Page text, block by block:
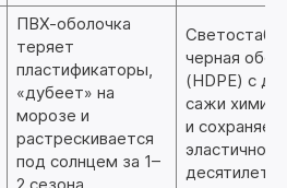
ПВХ-оболочка
теряет
пластификаторы,
«дубеет» на
морозе и
растрескивается
под солнцем за 1–
черная
(HDPE) с
сажи
и сохраняет